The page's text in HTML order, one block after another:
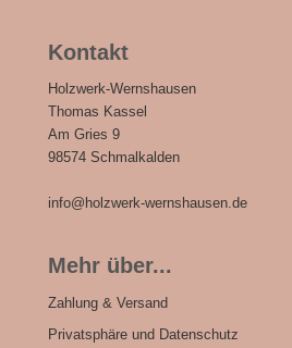
Kontakt
Holzwerk-Wernshausen
Thomas Kassel
Am Gries 9
98574 Schmalkalden
info@holzwerk-wernshausen.de
Mehr über...
Zahlung & Versand
Privatsphäre und Datenschutz